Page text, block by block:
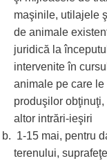
maşinile, utilajele
de animale
juridică la
intervenite în
animale pe care
produşilor
altor intrări-ieşiri
1-15 mai, pentru
terenului,